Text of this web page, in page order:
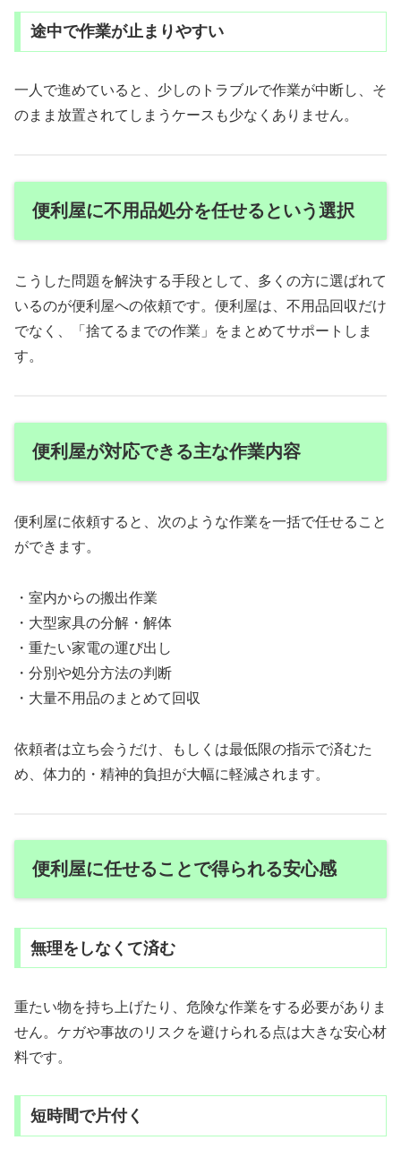
途中で作業が止まりやすい
一人で進めていると、少しのトラブルで作業が中断し、そ
のまま放置されてしまうケースも少なくありません。
便利屋に不用品処分を任せるという選択
こうした問題を解決する手段として、多くの方に選ばれて
いるのが便利屋への依頼です。便利屋は、不用品回収だけ
でなく、「捨てるまでの作業」をまとめてサポートしま
す。
便利屋が対応できる主な作業内容
便利屋に依頼すると、次のような作業を一括で任せること
ができます。
・室内からの搬出作業
・大型家具の分解・解体
・重たい家電の運び出し
・分別や処分方法の判断
・大量不用品のまとめて回収
依頼者は立ち会うだけ、もしくは最低限の指示で済むた
め、体力的・精神的負担が大幅に軽減されます。
便利屋に任せることで得られる安心感
無理をしなくて済む
重たい物を持ち上げたり、危険な作業をする必要がありま
せん。ケガや事故のリスクを避けられる点は大きな安心材
料です。
短時間で片付く